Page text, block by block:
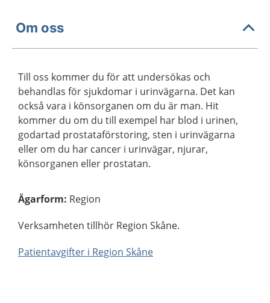
Om oss
Till oss kommer du för att undersökas och
behandlas för sjukdomar i urinvägarna. Det kan
också vara i könsorganen om du är man. Hit
kommer du om du till exempel har blod i urinen,
godartad prostataförstoring, sten i urinvägarna
eller om du har cancer i urinvägar, njurar,
könsorganen eller prostatan.
Ägarform: Region
Verksamheten tillhör Region Skåne.
Patientavgifter i Region Skåne